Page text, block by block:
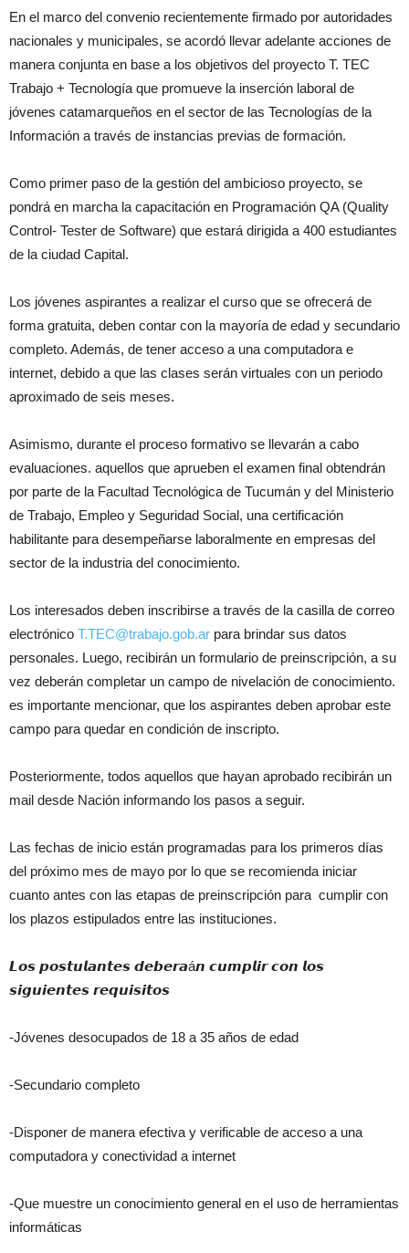
En el marco del convenio recientemente firmado por autoridades
nacionales y municipales, se acordó llevar adelante acciones de
manera conjunta en base a los objetivos del proyecto T. TEC
Trabajo + Tecnología que promueve la inserción laboral de
jóvenes catamarqueños en el sector de las Tecnologías de la
Información a través de instancias previas de formación.
Como primer paso de la gestión del ambicioso proyecto, se
pondrá en marcha la capacitación en Programación QA (Quality
Control- Tester de Software) que estará dirigida a 400 estudiantes
de la ciudad Capital.
Los jóvenes aspirantes a realizar el curso que se ofrecerá de
forma gratuita, deben contar con la mayoría de edad y secundario
completo. Además, de tener acceso a una computadora e
internet, debido a que las clases serán virtuales con un periodo
aproximado de seis meses.
Asimismo, durante el proceso formativo se llevarán a cabo
evaluaciones. aquellos que aprueben el examen final obtendrán
por parte de la Facultad Tecnológica de Tucumán y del Ministerio
de Trabajo, Empleo y Seguridad Social, una certificación
habilitante para desempeñarse laboralmente en empresas del
sector de la industria del conocimiento.
Los interesados deben inscribirse a través de la casilla de correo
electrónico T.TEC@trabajo.gob.ar para brindar sus datos
personales. Luego, recibirán un formulario de preinscripción, a su
vez deberán completar un campo de nivelación de conocimiento.
es importante mencionar, que los aspirantes deben aprobar este
campo para quedar en condición de inscripto.
Posteriormente, todos aquellos que hayan aprobado recibirán un
mail desde Nación informando los pasos a seguir.
Las fechas de inicio están programadas para los primeros días
del próximo mes de mayo por lo que se recomienda iniciar
cuanto antes con las etapas de preinscripción para cumplir con
los plazos estipulados entre las instituciones.
𝙇𝙤𝙨 𝙥𝙤𝙨𝙩𝙪𝙡𝙖𝙣𝙩𝙚𝙨 𝙙𝙚𝙗𝙚𝙧𝙖á𝙣 𝙘𝙪𝙢𝙥𝙡𝙞𝙧 𝙘𝙤𝙣 𝙡𝙤𝙨
𝙨𝙞𝙜𝙪𝙞𝙚𝙣𝙩𝙚𝙨 𝙧𝙚𝙦𝙪𝙞𝙨𝙞𝙩𝙤𝙨
-Jóvenes desocupados de 18 a 35 años de edad
-Secundario completo
-Disponer de manera efectiva y verificable de acceso a una
computadora y conectividad a internet
-Que muestre un conocimiento general en el uso de herramientas
informáticas